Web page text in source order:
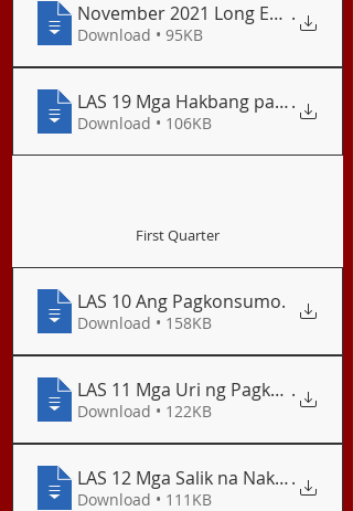
November 2021 Long Examination
.
Download • 95KB
LAS 19 Mga Hakbang para sa
.
Download • 106KB
First Quarter
LAS 10 Ang Pagkonsumo.
Download • 158KB
LAS 11 Mga Uri ng Pagkonsumo
.
Download • 122KB
LAS 12 Mga Salik na .
Download • 111KB